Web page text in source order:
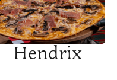
Hendrix